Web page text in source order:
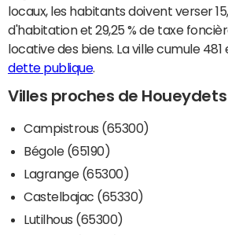
locaux, les habitants doivent verser
d'habitation et 29,25 % de taxe
locative des biens. La ville cumule
dette publique.
Villes proches de Houeydets
Campistrous (65300)
Bégole (65190)
Lagrange (65300)
Castelbajac (65330)
Lutilhous (65300)